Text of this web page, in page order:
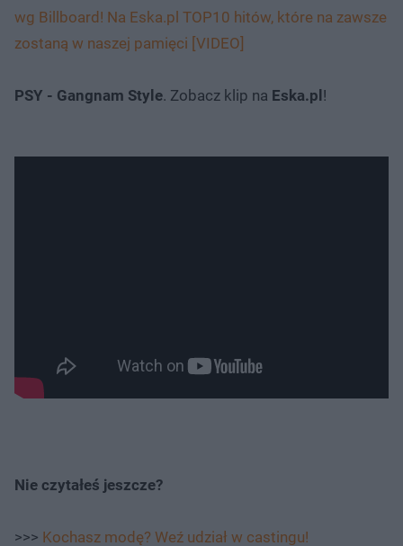
wg Billboard! Na Eska.pl TOP10 hitów, które na zawsze
zostaną w naszej pamięci [VIDEO]
PSY - Gangnam Style. Zobacz klip na Eska.pl !
Nie czytałeś jeszcze?
>>> Kochasz modę? Weź udział w castingu!